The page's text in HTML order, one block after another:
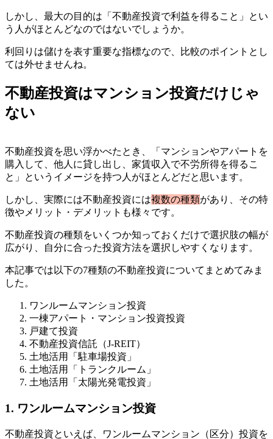
しかし、最大の目的は「不動産投資で利益を得ること」とい
う人がほとんどなのではないでしょうか。
利回りは儲けを表す重要な指標なので、比較のポイントとし
ては外せませんね。
不動産投資はマンション投資だけじゃ
ない
不動産投資を思い浮かべたとき、「マンションやアパートを
購入して、他人に貸し出し、家賃収入で不労所得を得るこ
と」というイメージを持つ人がほとんどだと思います。
しかし、実際には不動産投資には複数の種類があり、その特
徴やメリット・デメリットも様々です。
不動産投資の種類をいくつか知っておくだけで選択肢の幅が
広がり、自分に合った投資方法を選択しやすくなります。
本記事では以下の7種類の不動産投資についてまとめてみま
した。
ワンルームマンション投資
一棟アパート・マンション投資投資
戸建て投資
不動産投資信託（J-REIT）
土地活用「駐車場投資」
土地活用「トランクルーム」
土地活用「太陽光発電投資」
1. ワンルームマンション投資
不動産投資といえば、ワンルームマンション（区分）投資を